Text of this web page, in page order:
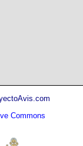
Commons